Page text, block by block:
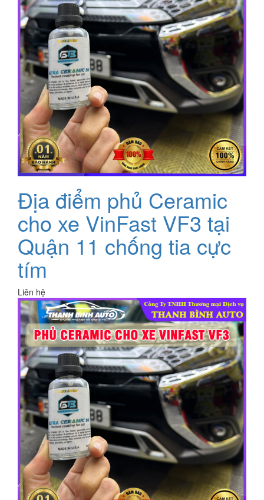
Địa điểm phủ Ceramic
cho xe VinFast VF3 tại
Quận 11 chống tia cực
tím
Liên hệ